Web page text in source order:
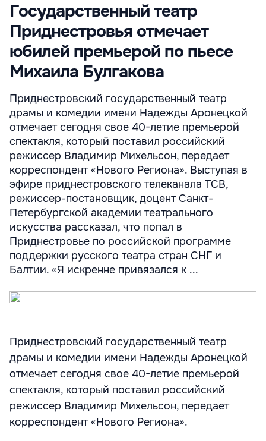
Государственный театр
Приднестровья отмечает
юбилей премьерой по пьесе
Михаила Булгакова
Приднестровский государственный театр
драмы и комедии имени Надежды Аронецкой
отмечает сегодня свое 40-летие премьерой
спектакля, который поставил российский
режиссер Владимир Михельсон, передает
корреспондент «Нового Региона». Выступая в
эфире приднестровского телеканала ТСВ,
режиссер-постановщик, доцент Санкт-
Петербургской академии театрального
искусства рассказал, что попал в
Приднестровье по российской программе
поддержки русского театра стран СНГ и
Балтии. «Я искренне привязался к ...
Приднестровский государственный театр
драмы и комедии имени Надежды Аронецкой
отмечает сегодня свое 40-летие премьерой
спектакля, который поставил российский
режиссер Владимир Михельсон, передает
корреспондент «Нового Региона».